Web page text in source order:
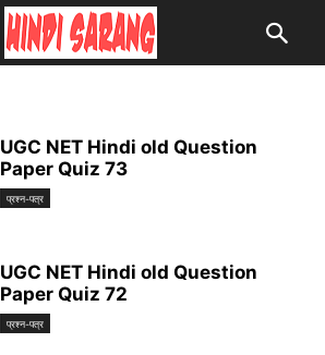
UGC NET Hindi old Question
Paper Quiz 73
प्रश्न-पत्र
UGC NET Hindi old Question
Paper Quiz 72
प्रश्न-पत्र